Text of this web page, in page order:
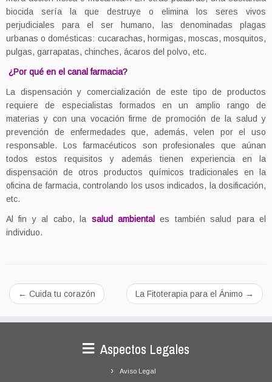
biocida sería la que destruye o elimina los seres vivos
perjudiciales para el ser humano, las denominadas plagas
urbanas o domésticas: cucarachas, hormigas, moscas, mosquitos,
pulgas, garrapatas, chinches, ácaros del polvo, etc.
¿Por qué en el canal farmacia?
La dispensación y comercialización de este tipo de productos
requiere de especialistas formados en un amplio rango de
materias y con una vocación firme de promoción de la salud y
prevención de enfermedades que, además, velen por el uso
responsable. Los farmacéuticos son profesionales que aúnan
todos estos requisitos y además tienen experiencia en la
dispensación de otros productos químicos tradicionales en la
oficina de farmacia, controlando los usos indicados, la dosificación,
etc.
Al fin y al cabo, la salud ambiental
es también salud para el
individuo.
← Cuida tu corazón La Fitoterapia para el Ánimo →
Aspectos Legales
Aviso Legal